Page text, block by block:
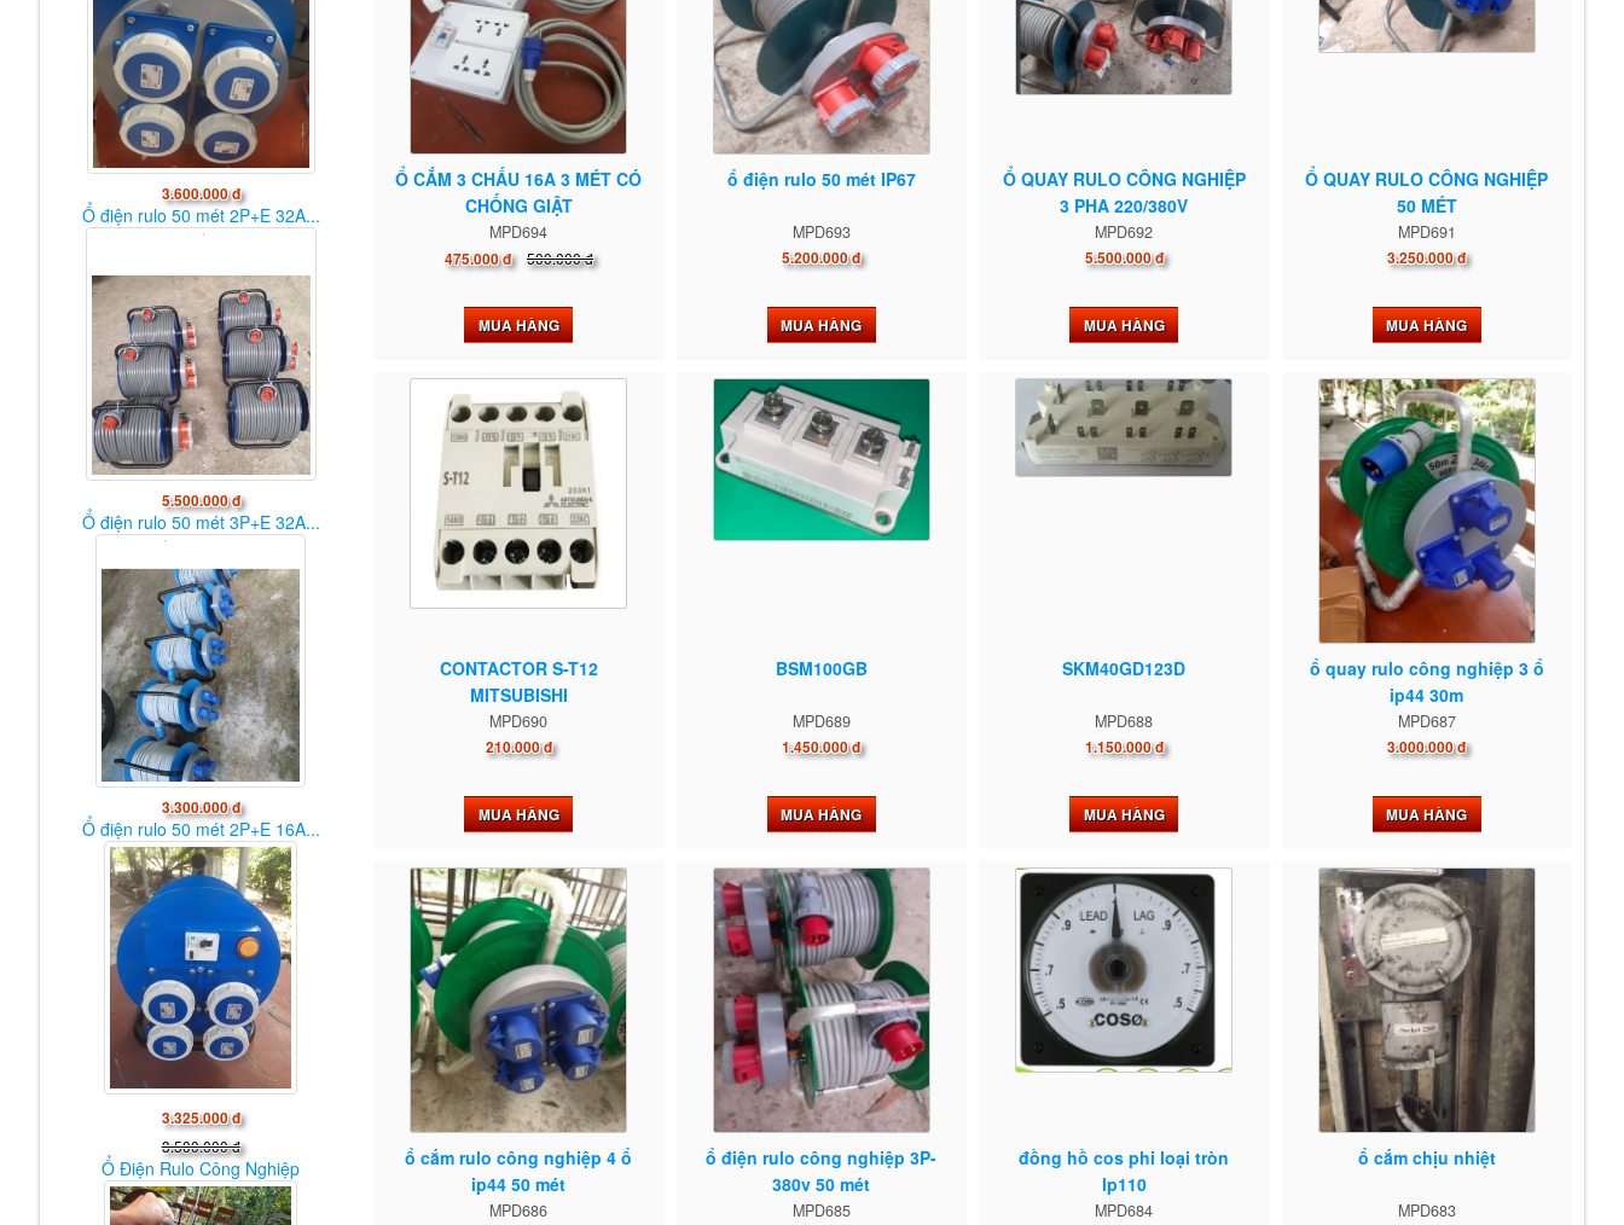
Ổ CẮM 3 CHẤU 16A 3 MÉT CÓ
CHỐNG GIẬT
MPD694
475.000 đ 500.000 đ
MUA HÀNG
ổ điện rulo 50 mét IP67
MPD693
5.200.000 đ
MUA HÀNG
Ổ QUAY RULO CÔNG NGHIỆP
3 PHA 220/380V
MPD692
5.500.000 đ
MUA HÀNG
Ổ QUAY RULO CÔNG NGHIỆP
50 MÉT
MPD691
3.250.000 đ
MUA HÀNG
CONTACTOR S-T12
MITSUBISHI
MPD690
210.000 đ
MUA HÀNG
BSM100GB
MPD689
1.450.000 đ
MUA HÀNG
SKM40GD123D
MPD688
1.150.000 đ
MUA HÀNG
ổ quay rulo công nghiệp 3 ổ
ip44 30m
MPD687
3.000.000 đ
MUA HÀNG
ổ cắm rulo công nghiệp 4 ổ
ip44 50 mét
MPD686
ổ điện rulo công nghiệp 3P-
380v 50 mét
MPD685
đồng hồ cos phi loại tròn
lp110
MPD684
ổ cắm chịu nhiệt
MPD683
3.600.000 đ
Ổ điện rulo 50 mét 2P+E 32A...
5.500.000 đ
Ổ điện rulo 50 mét 3P+E 32A...
3.300.000 đ
Ổ điện rulo 50 mét 2P+E 16A...
3.325.000 đ
3.500.000 đ
Ổ Điện Rulo Công Nghiệp